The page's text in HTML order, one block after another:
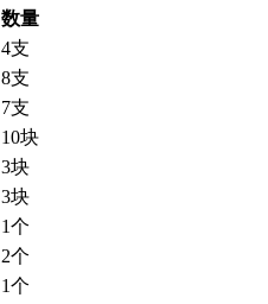
数量
4支
8支
7支
10块
3块
3块
1个
2个
1个